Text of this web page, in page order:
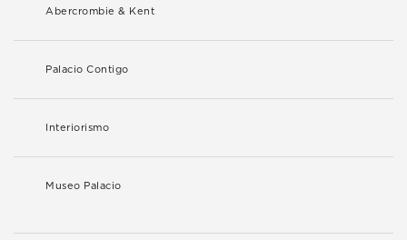
Abercrombie & Kent
Palacio Contigo
Interiorismo
Museo Palacio